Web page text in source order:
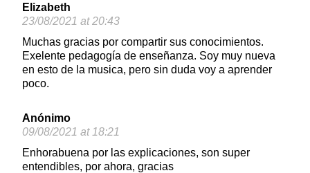
Elizabeth
23/08/2021 at 20:43
Muchas gracias por compartir sus conocimientos.
Exelente pedagogía de enseñanza. Soy muy nueva
en esto de la musica, pero sin duda voy a aprender
poco.
Anónimo
09/08/2021 at 18:21
Enhorabuena por las explicaciones, son super
entendibles, por ahora, gracias